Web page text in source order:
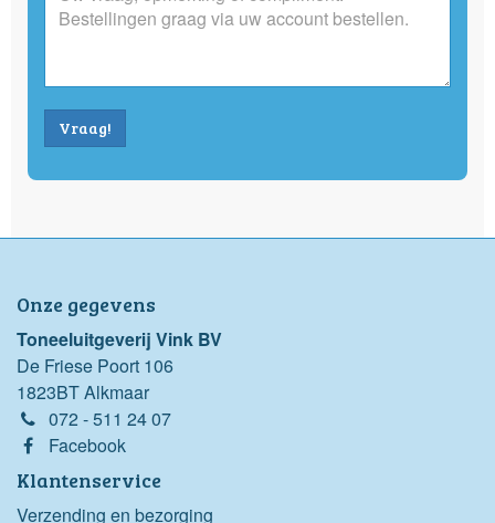
Vraag!
Onze gegevens
Toneeluitgeverij Vink BV
De Friese Poort 106
1823BT Alkmaar
072 - 511 24 07
Facebook
Klantenservice
Verzending en bezorging